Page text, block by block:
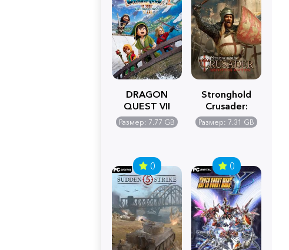
DRAGON
QUEST VII
Reimagined
Размер: 7.77 GB
Stronghold
Crusader:
Definitive
Edition
Размер: 7.31 GB
0 0